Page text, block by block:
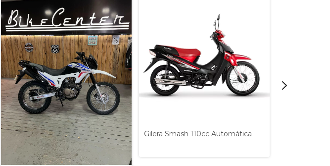
Gilera Smash 110cc Automática